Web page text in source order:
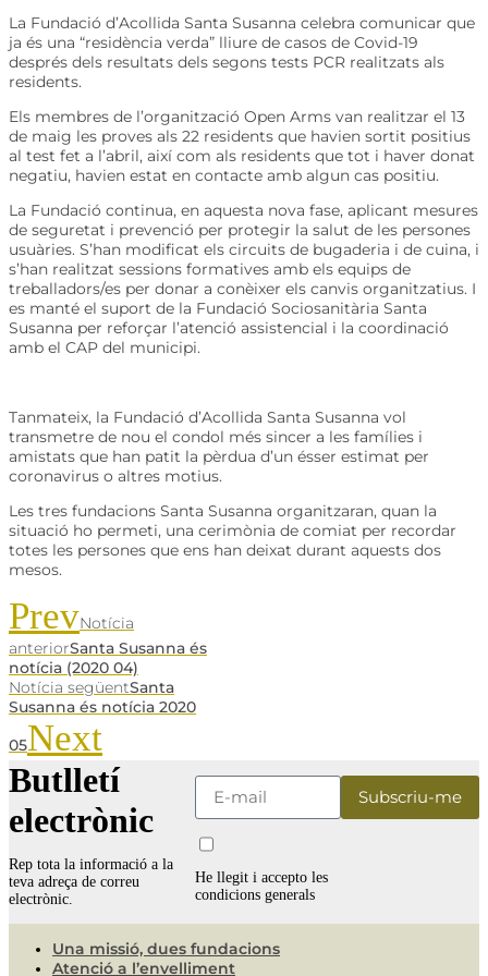
La Fundació d’Acollida Santa Susanna celebra comunicar que
ja és una “residència verda” lliure de casos de Covid-19
després dels resultats dels segons tests PCR realitzats als
residents.
Els membres de l’organització Open Arms van realitzar el 13
de maig les proves als 22 residents que havien sortit positius
al test fet a l’abril, així com als residents que tot i haver donat
negatiu, havien estat en contacte amb algun cas positiu.
La Fundació continua, en aquesta nova fase, aplicant mesures
de seguretat i prevenció per protegir la salut de les persones
usuàries. S’han modificat els circuits de bugaderia i de cuina, i
s’han realitzat sessions formatives amb els equips de
treballadors/es per donar a conèixer els canvis organitzatius. I
es manté el suport de la Fundació Sociosanitària Santa
Susanna per reforçar l’atenció assistencial i la coordinació
amb el CAP del municipi.
Tanmateix, la Fundació d’Acollida Santa Susanna vol
transmetre de nou el condol més sincer a les famílies i
amistats que han patit la pèrdua d’un ésser estimat per
coronavirus o altres motius.
Les tres fundacions Santa Susanna organitzaran, quan la
situació ho permeti, una cerimònia de comiat per recordar
totes les persones que ens han deixat durant aquests dos
mesos.
PrevNotícia
anteriorSanta Susanna és
notícia (2020 04)
Notícia següentSanta
Susanna és notícia 2020
05Next
Butlletí
electrònic
Rep tota la informació a la
teva adreça de correu
electrònic.
He llegit i accepto les
condicions generals
Una missió, dues fundacions
Atenció a l’envelliment